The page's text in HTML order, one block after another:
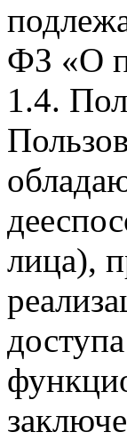
ФЗ «О
1.4.
лица),